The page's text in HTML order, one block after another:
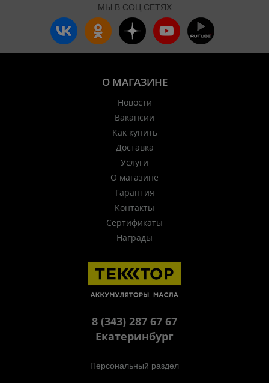
МЫ В СОЦ СЕТЯХ
О МАГАЗИНЕ
Новости
Вакансии
Как купить
Доставка
Услуги
О магазине
Гарантия
Контакты
Сертификаты
Награды
8 (343) 287 67 67
Екатеринбург
Персональный раздел